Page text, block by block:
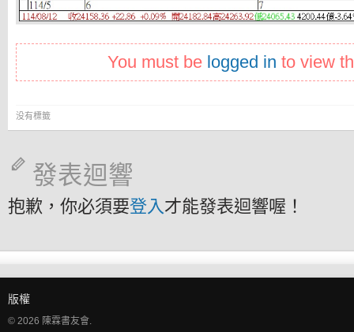
You must be logged in to view
没有標籤
發表迴響
抱歉，你必須要登入才能發表迴響喔！
版權
© 2026 陳霖書友會.